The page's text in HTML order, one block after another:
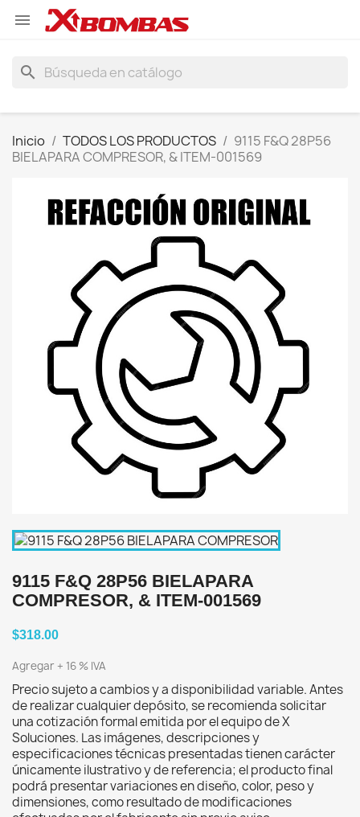

search
Inicio TODOS LOS PRODUCTOS
9115 F&Q 28P56
BIELAPARA COMPRESOR, & ITEM-001569
9115 F&Q 28P56 BIELAPARA
COMPRESOR, & ITEM-001569
$318.00
Agregar + 16 % IVA
Precio sujeto a cambios y a disponibilidad variable. Antes
de realizar cualquier depósito, se recomienda solicitar
una cotización formal emitida por el equipo de X
Soluciones. Las imágenes, descripciones y
especificaciones técnicas presentadas tienen carácter
únicamente ilustrativo y de referencia; el producto final
podrá presentar variaciones en diseño, color, peso y
dimensiones, como resultado de modificaciones